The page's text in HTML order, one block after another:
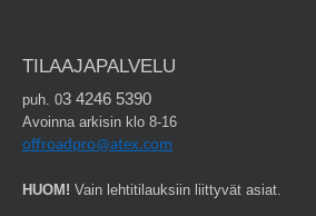
TILAAJAPALVELU
puh. 03 4246 5390
Avoinna arkisin klo 8-16
offroadpro@atex.com
HUOM! Vain lehtitilauksiin liittyvät asiat.